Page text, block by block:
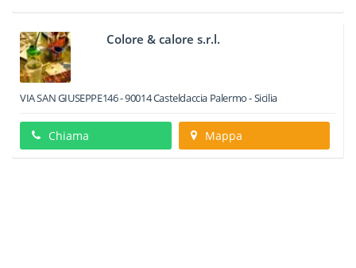
Colore & calore s.r.l.
VIA SAN GIUSEPPE146-90014Casteldaccia Palermo -Sicilia
Chiama Mappa